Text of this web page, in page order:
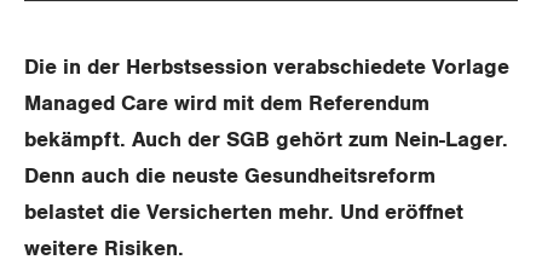
Arbeitsrechte
Arbeitssicherheit und Gesundheitsschutz
Aussenwirtschaft
Berufliche Vorsorge
Arbeitslosenversicherung
Überbrückungsleistung
Die in der Herbstsession verabschiedete Vorlage
Managed Care wird mit dem Referendum
bekämpft. Auch der SGB gehört zum Nein-Lager.
Denn auch die neuste Gesundheitsreform
belastet die Versicherten mehr. Und eröffnet
weitere Risiken.